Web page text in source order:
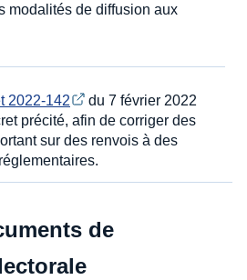
modalités de diffusion aux
2022-142
du 7 février 2022
précité, afin de corriger des
sur des renvois à des
de